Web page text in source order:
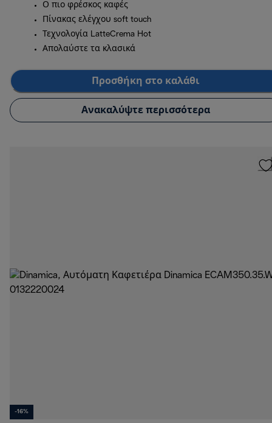
Ο πιο φρέσκος καφές
Πίνακας ελέγχου soft touch
Τεχνολογία LatteCrema Hot
Απολαύστε τα κλασικά
Προσθήκη στο καλάθι
Ανακαλύψτε περισσότερα
-16%